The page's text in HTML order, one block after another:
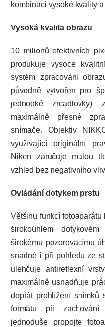
kombinaci vysoké kvality
Vysoká kvalita obrazu
10 milionů efektivních
produkuje vysoce
systém zpracování
původně vytvořen pro
jednooké
maximálně přesné
snímače. Objektiv
využívající originální
Nikon zaručuje malou
vzhled bez negativního
Ovládání dotykem prstu
Většinu funkcí fotoaparátu
širokoúhlém
širokému pozorovacímu
snadné i při pohledu ze
ulehčuje antireflexní
maximálně usnadňuje
dopřát prohlížení snímků
formátu při zachování
jednoduše propojte